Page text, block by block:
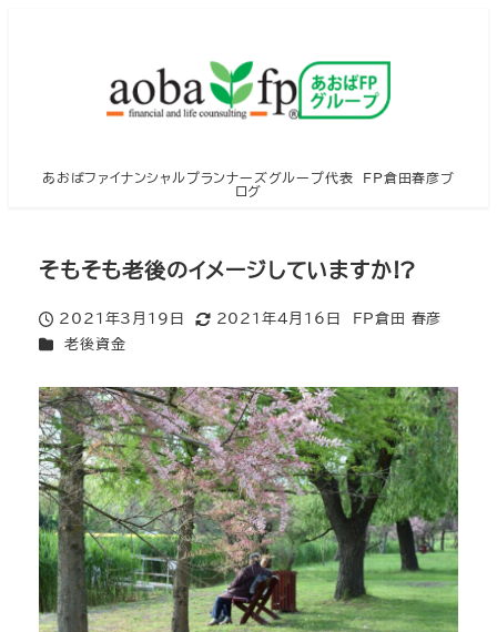
あおばファイナンシャルプランナーズグループ代表 FP倉田春彦ブ
ログ
そもそも老後のイメージしていますか!?
投稿日
2021年3月19日
更新日
2021年4月16日
FP倉田 春彦
カテゴリー
老後資金